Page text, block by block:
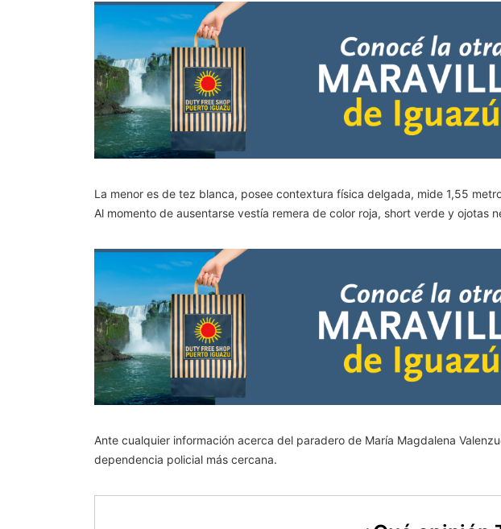
La menor es de tez blanca, posee contextura física delgada, mide 1,55
Al momento de ausentarse vestía remera de color roja, short verde y ojotas
Ante cualquier información acerca del paradero de María Magdalena
dependencia policial más cercana.